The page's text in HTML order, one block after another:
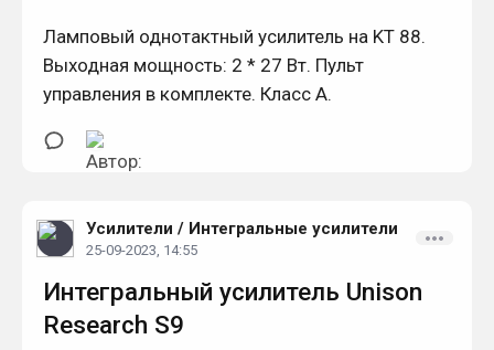
Ламповый однотактный усилитель на KT 88.
Выходная мощность: 2 * 27 Вт. Пульт
управления в комплекте. Класс А.
Усилители / Интегральные усилители
25-09-2023, 14:55
Интегральный усилитель Unison
Research S9